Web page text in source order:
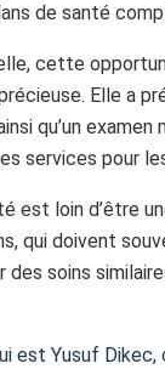
de santé
cette
Elle a
qu’un examen
services pour
est loin d’être
qui doivent
soins
est Yusuf